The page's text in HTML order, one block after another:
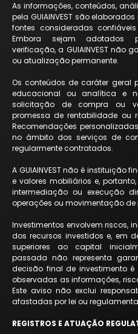
As informações, conteúdos,
pela GUIAINVEST são
fontes consideradas
Embora sejam adotados
verificação, a GUIAINVEST não
ou atualização permanente.
Os conteúdos de caráter geral
educacional ou analítica e
solicitação de compra ou
promessa de rentabilidade ou
Recomendações
no âmbito dos serviços de
regularmente contratados.
A GUIAINVEST não é instituição
e valores mobiliários e,
intermediação ou execução
operações ou movimentação de
Investimentos envolvem riscos,
dos recursos investidos e, em
superiores ao capital
passada não representa
decisão final de investimento
observadas as informações,
Este aviso não exclui
afastadas por lei ou
REGISTROS E ATUAÇÃO